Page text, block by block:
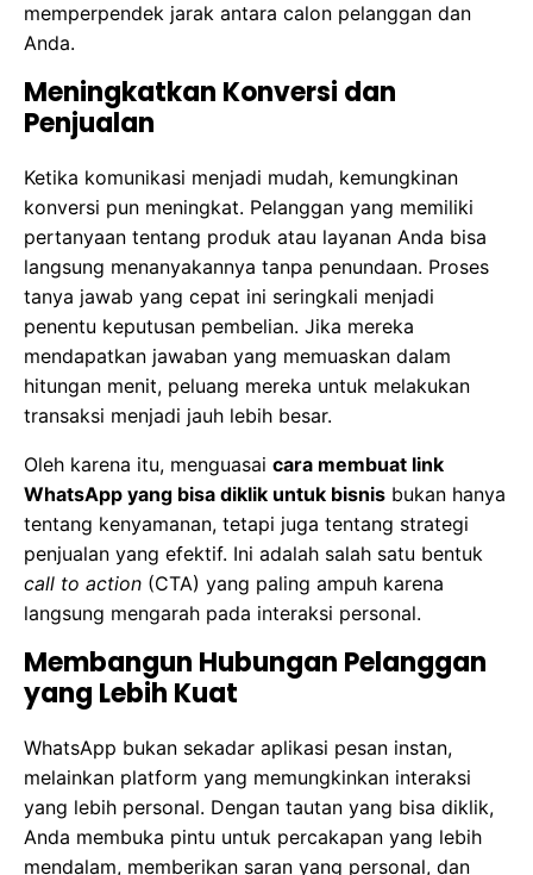
memperpendek jarak antara calon pelanggan dan
Anda.
Meningkatkan Konversi dan
Penjualan
Ketika komunikasi menjadi mudah, kemungkinan
konversi pun meningkat. Pelanggan yang memiliki
pertanyaan tentang produk atau layanan Anda bisa
langsung menanyakannya tanpa penundaan. Proses
tanya jawab yang cepat ini seringkali menjadi
penentu keputusan pembelian. Jika mereka
mendapatkan jawaban yang memuaskan dalam
hitungan menit, peluang mereka untuk melakukan
transaksi menjadi jauh lebih besar.
Oleh karena itu, menguasai cara membuat link
WhatsApp yang bisa diklik untuk bisnis bukan hanya
tentang kenyamanan, tetapi juga tentang strategi
penjualan yang efektif. Ini adalah salah satu bentuk
call to action (CTA) yang paling ampuh karena
langsung mengarah pada interaksi personal.
Membangun Hubungan Pelanggan
yang Lebih Kuat
WhatsApp bukan sekadar aplikasi pesan instan,
melainkan platform yang memungkinkan interaksi
yang lebih personal. Dengan tautan yang bisa diklik,
Anda membuka pintu untuk percakapan yang lebih
mendalam, memberikan saran yang personal, dan